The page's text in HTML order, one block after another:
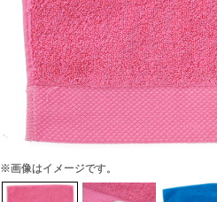
※画像はイメージです。